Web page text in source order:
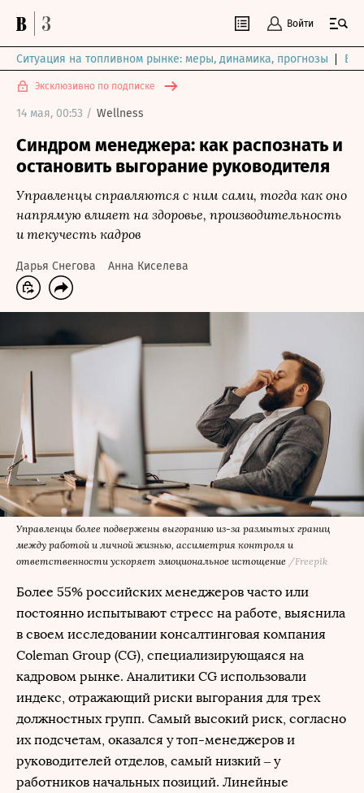
Войти
Ситуация на топливном рынке: меры, динамика, прогнозы
Эксклюзивно по подписке
14 мая, 00:53 / Wellness
Синдром менеджера: как распознать и
остановить выгорание руководителя
Управленцы справляются с ним сами, тогда как оно
напрямую влияет на здоровье, производительность
и текучесть кадров
Дарья Снегова Анна Киселева
Управленцы более подвержены выгоранию из-за размытых границ
между работой и личной жизнью, ассиметрия контроля и
ответственности ускоряет эмоциональное истощение /Freepik
Более 55% российских менеджеров часто или
постоянно испытывают стресс на работе, выяснила
в своем исследовании консалтинговая компания
Coleman Group (CG), специализирующаяся на
кадровом рынке. Аналитики CG использовали
индекс, отражающий риски выгорания для трех
должностных групп. Самый высокий риск, согласно
их подсчетам, оказался у топ-менеджеров и
руководителей отделов, самый низкий – у
работников начальных позиций. Линейные